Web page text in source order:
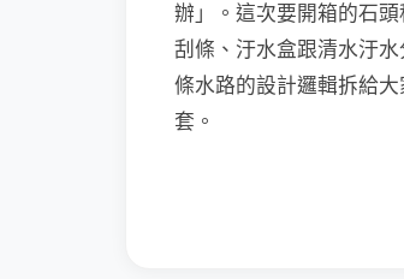
辦」。這次要開箱的石
刮條、汙水盒跟清水汙
條水路的設計邏輯拆給
套。